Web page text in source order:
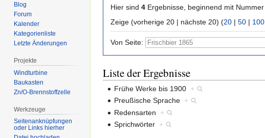
Hier sind 4 Ergebnisse, beginnend mit Nummer
Zeige (vorherige 20 | nächste 20) (20 | 50 | 100
Von Seite:
Liste der Ergebnisse
Frühe Werke bis 1900 +
Preußische Sprache +
Redensarten +
Sprichwörter +
Blog
Forum
Kalender
Kategorienliste
Letzte Änderungen
Projekte
Windturbine
Baukasten
Zn/O-Brennstoffzelle
Werkzeuge
Seitenanknüpfungen
oder Links hierher